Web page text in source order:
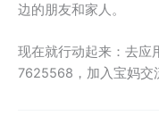
边的朋友和家人。
现在就行动起来：去应
7625568，加入宝妈交